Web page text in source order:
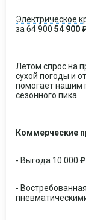
Электрическое
за64 90054 900
Летом спрос на
сухой погоды и
помогает нашим
сезонного пика.
Коммерческие
- Выгода 10 000
-